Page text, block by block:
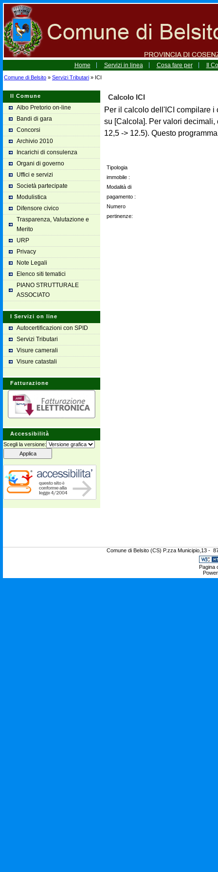
Home Servizi in linea Cosa fare per Il
Comune di Belsito » Servizi Tributari » ICI
Il Comune
Albo Pretorio on-line
Bandi di gara
Concorsi
Archivio 2010
Incarichi di consulenza
Organi di governo
Uffici e servizi
Società partecipate
Modulistica
Difensore civico
Trasparenza, Valutazione e
Merito
URP
Privacy
Note Legali
Elenco siti tematici
PIANO STRUTTURALE
ASSOCIATO
I Servizi on line
Autocertificazioni con SPID
Servizi Tributari
Visure camerali
Visure catastali
Fatturazione
Accessibilità
Scegli la versione:
Calcolo ICI
Per il calcolo dell'ICI compilare
su [Calcola]. Per valori
12,5 -> 12.5). Questo
Tipologia
immobile :
Modalità di
pagamento :
Numero
pertinenze:
Comune di Belsito (CS) P.zza Municipio,13 -
Pagina